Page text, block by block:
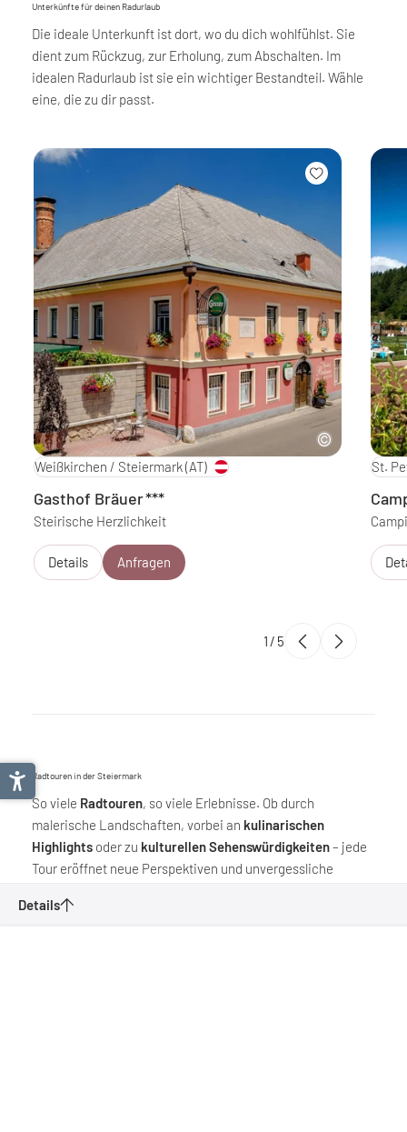
Unterkünfte für deinen Radurlaub
Die ideale Unterkunft ist dort, wo du dich wohlfühlst. Sie
dient zum Rückzug, zur Erholung, zum Abschalten. Im
idealen Radurlaub ist sie ein wichtiger Bestandteil. Wähle
eine, die zu dir passt.
Weißkirchen / Steiermark(AT)
Gasthof Bräuer***
Steirische Herzlichkeit
Details Anfragen
St.
1 / 5
Radtouren in der Steiermark
So viele Radtouren, so viele Erlebnisse. Ob durch
malerische Landschaften, vorbei an kulinarischen
Highlights oder zu kulturellen Sehenswürdigkeiten– jede
Tour eröffnet neue Perspektiven und unvergessliche
Steiermark
Details